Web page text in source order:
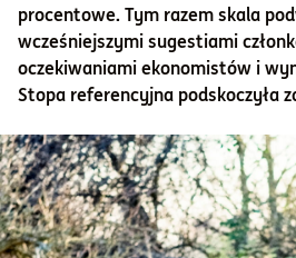
Centrum pomocy
O nas
procentowe. Tym razem skala
wcześniejszymi sugestiami
oczekiwaniami ekonomistów i
Stopa referencyjna podskoczyła